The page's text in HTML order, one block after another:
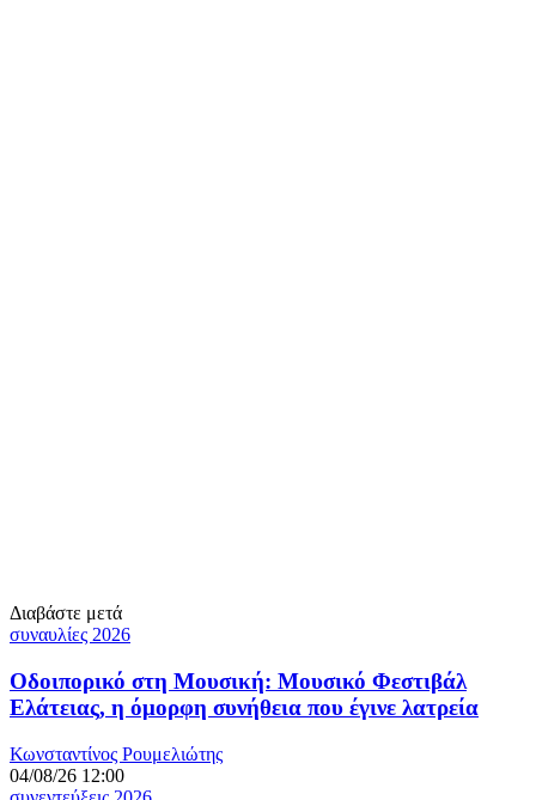
Διαβάστε μετά
συναυλίες 2026
Οδοιπορικό στη Μουσική: Μουσικό Φεστιβάλ
Ελάτειας, η όμορφη συνήθεια που έγινε λατρεία
Κωνσταντίνος Ρουμελιώτης
04/08/26 12:00